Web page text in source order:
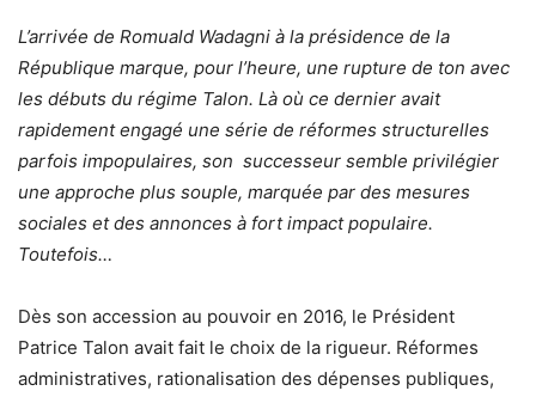
L’arrivée de Romuald Wadagni à la présidence de la
République marque, pour l’heure, une rupture de ton avec
les débuts du régime Talon. Là où ce dernier avait
rapidement engagé une série de réformes structurelles
parfois impopulaires, son successeur semble privilégier
une approche plus souple, marquée par des mesures
sociales et des annonces à fort impact populaire.
Toutefois…
Dès son accession au pouvoir en 2016, le Président
Patrice Talon avait fait le choix de la rigueur. Réformes
administratives, rationalisation des dépenses publiques,